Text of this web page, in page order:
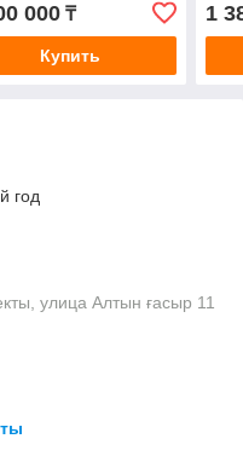
000₸
Купить
1
год
улица Алтын ғасыр 11